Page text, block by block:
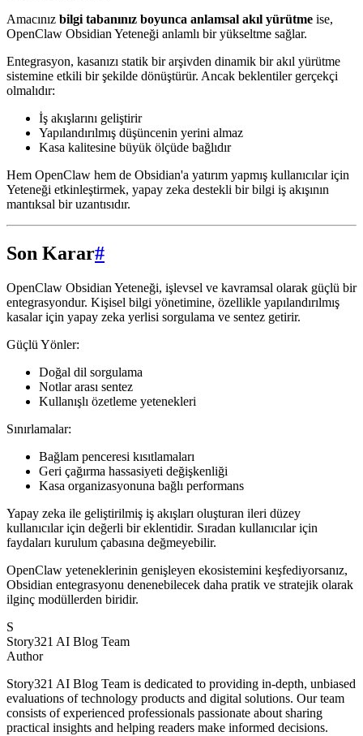
Amacınız bilgi tabanınız boyunca anlamsal akıl yürütme ise,
OpenClaw Obsidian Yeteneği anlamlı bir yükseltme sağlar.
Entegrasyon, kasanızı statik bir arşivden dinamik bir akıl yürütme
sistemine etkili bir şekilde dönüştürür. Ancak beklentiler gerçekçi
olmalıdır:
İş akışlarını geliştirir
Yapılandırılmış düşüncenin yerini almaz
Kasa kalitesine büyük ölçüde bağlıdır
Hem OpenClaw hem de Obsidian'a yatırım yapmış kullanıcılar için
Yeteneği etkinleştirmek, yapay zeka destekli bir bilgi iş akışının
mantıksal bir uzantısıdır.
Son Karar#
OpenClaw Obsidian Yeteneği, işlevsel ve kavramsal olarak güçlü bir
entegrasyondur. Kişisel bilgi yönetimine, özellikle yapılandırılmış
kasalar için yapay zeka yerlisi sorgulama ve sentez getirir.
Güçlü Yönler:
Doğal dil sorgulama
Notlar arası sentez
Kullanışlı özetleme yetenekleri
Sınırlamalar:
Bağlam penceresi kısıtlamaları
Geri çağırma hassasiyeti değişkenliği
Kasa organizasyonuna bağlı performans
Yapay zeka ile geliştirilmiş iş akışları oluşturan ileri düzey
kullanıcılar için değerli bir eklentidir. Sıradan kullanıcılar için
faydaları kurulum çabasına değmeyebilir.
OpenClaw yeteneklerinin genişleyen ekosistemini keşfediyorsanız,
Obsidian entegrasyonu denenebilecek daha pratik ve stratejik olarak
ilginç modüllerden biridir.
S
Story321 AI Blog Team
Author
Story321 AI Blog Team is dedicated to providing in-depth, unbiased
evaluations of technology products and digital solutions. Our team
consists of experienced professionals passionate about sharing
practical insights and helping readers make informed decisions.